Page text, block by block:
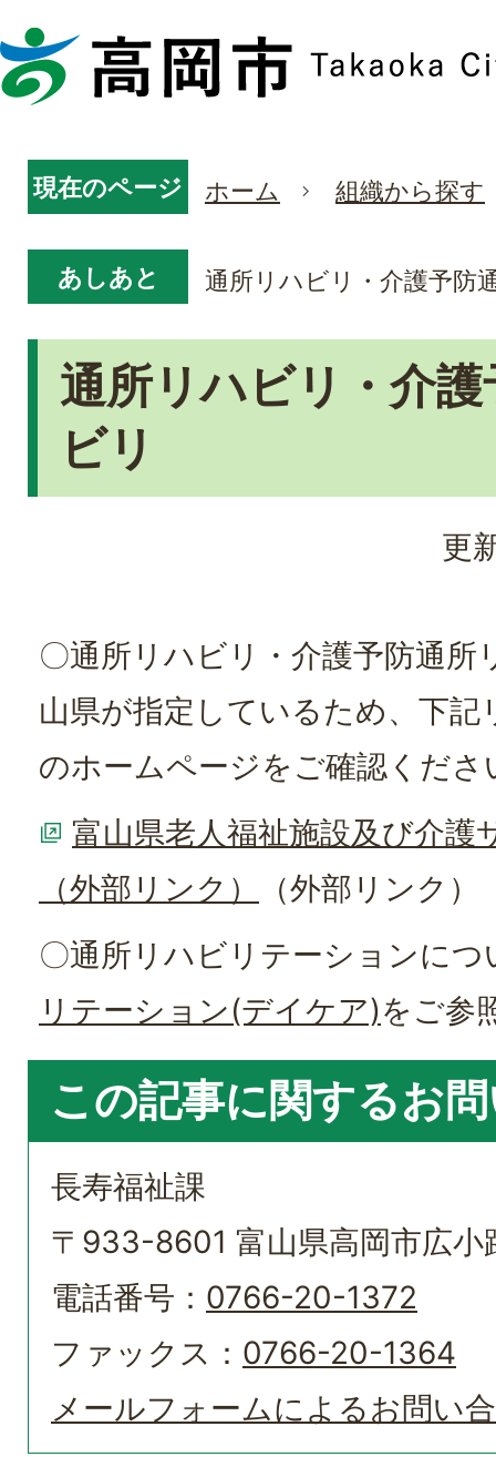
現在のページ ホーム 組織から探す
あしあと 通所リハビリ・介護予防
通所リハビリ・介
ビリ
更
〇通所リハビリ・介護予防通所
山県が指定しているため、下記
のホームページをご確認くださ
富山県老人福祉施設及び介護
（外部リンク）
（外部リンク）
〇通所リハビリテーションにつ
リテーション(デイケア)をご参
この記事に関するお
長寿福祉課
〒933-8601 富山県高岡市広
電話番号： 0766-20-1372
ファックス： 0766-20-1364
メールフォームによるお問い